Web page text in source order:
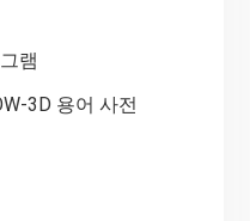
램
3D 용어 사전